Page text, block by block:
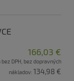
166,03 €
bez DPH, bez dopravných
nákladov: 134,98 €